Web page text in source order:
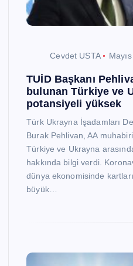
Cevdet USTA
TUİD Başkanı
bulunan Türkiye ve
potansiyeli yüksek
Türk Ukrayna İşadamları
Burak Pehlivan, AA
Türkiye ve Ukrayna
hakkında bilgi verdi.
dünya ekonomisinde
büyük…